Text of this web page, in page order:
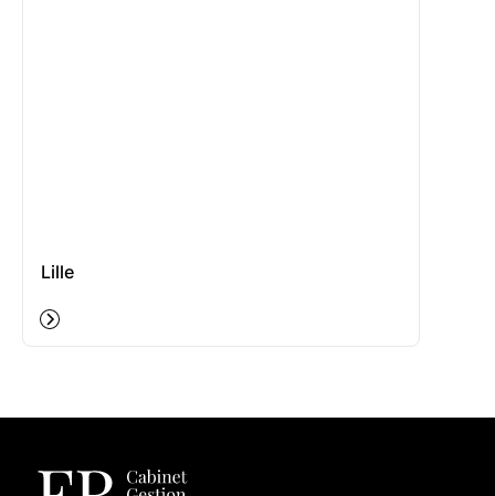
Lille